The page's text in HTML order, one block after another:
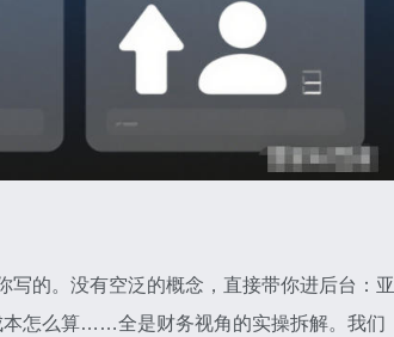
的。没有空泛的概念，直接带你进后台：亚
本怎么算……全是财务视角的实操拆解。我们